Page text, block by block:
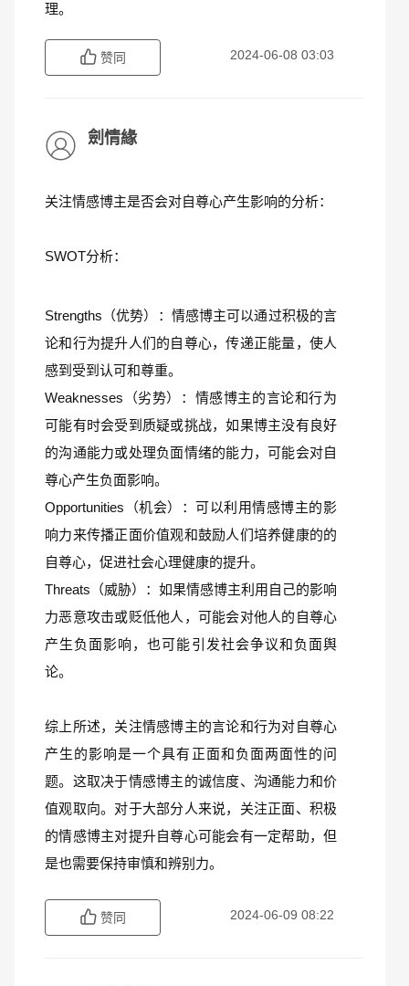
理。
赞同 2024-06-08 03:03
劍情緣
关注情感博主是否会对自尊心产生影响的分析：
SWOT分析：
Strengths（优势）：情感博主可以通过积极的言
论和行为提升人们的自尊心，传递正能量，使人
感到受到认可和尊重。
Weaknesses（劣势）：情感博主的言论和行为
可能有时会受到质疑或挑战，如果博主没有良好
的沟通能力或处理负面情绪的能力，可能会对自
尊心产生负面影响。
Opportunities（机会）：可以利用情感博主的影
响力来传播正面价值观和鼓励人们培养健康的的
自尊心，促进社会心理健康的提升。
Threats（威胁）：如果情感博主利用自己的影响
力恶意攻击或贬低他人，可能会对他人的自尊心
产生负面影响，也可能引发社会争议和负面舆
论。
综上所述，关注情感博主的言论和行为对自尊心
产生的影响是一个具有正面和负面两面性的问
题。这取决于情感博主的诚信度、沟通能力和价
值观取向。对于大部分人来说，关注正面、积极
的情感博主对提升自尊心可能会有一定帮助，但
是也需要保持审慎和辨别力。
赞同 2024-06-09 08:22